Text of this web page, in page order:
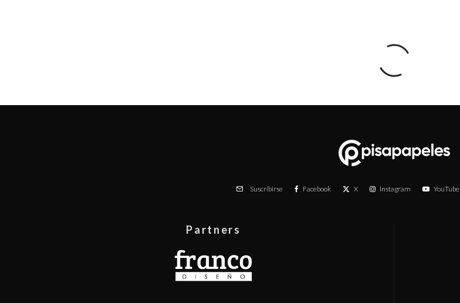
Suscribirse Facebook X Instagram YouTube
Partners